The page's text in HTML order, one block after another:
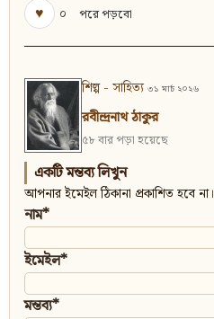
♥
০ পরে পড়বো
শিল্প - সাহিত্য ৩১ মার্চ ২০২৬
রবীন্দ্রনাথ ঠাকুর
৫৮ বার পড়া হয়েছে
একটি মন্তব্য লিখুন
আপনার ইমেইল ঠিকানা প্রকাশিত হবে না।
নাম*
ইমেইল*
মন্তব্য*